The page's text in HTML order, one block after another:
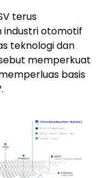
terus
otomotif
teknologi dan
memperkuat
basis